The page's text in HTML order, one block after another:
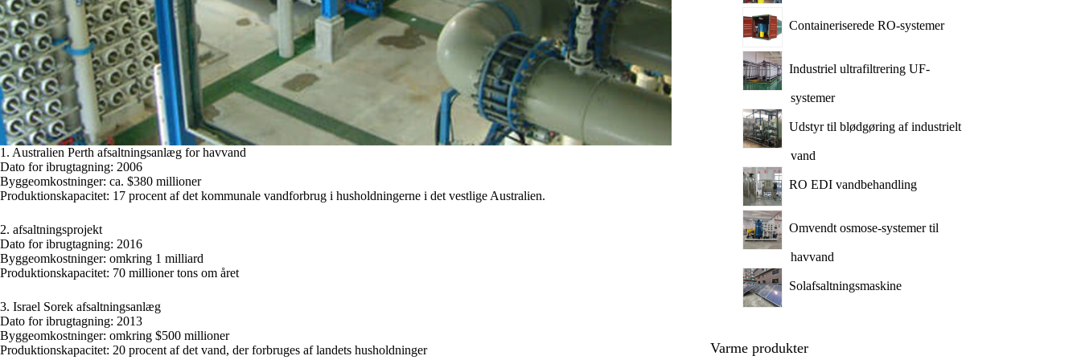
1. Australien Perth afsaltningsanlæg for havvand
Dato for ibrugtagning: 2006
Byggeomkostninger: ca. $380 millioner
Produktionskapacitet: 17 procent af det kommunale vandforbrug i husholdningerne i det vestlige Australien.
2. afsaltningsprojekt
Dato for ibrugtagning: 2016
Byggeomkostninger: omkring 1 milliard
Produktionskapacitet: 70 millioner tons om året
3. Israel Sorek afsaltningsanlæg
Dato for ibrugtagning: 2013
Byggeomkostninger: omkring $500 millioner
Produktionskapacitet: 20 procent af det vand, der forbruges af landets husholdninger
Containeriserede RO-systemer
Industriel ultrafiltrering UF-
systemer
Udstyr til blødgøring af industrielt
vand
RO EDI vandbehandling
Omvendt osmose-systemer til
havvand
Solafsaltningsmaskine
Varme produkter